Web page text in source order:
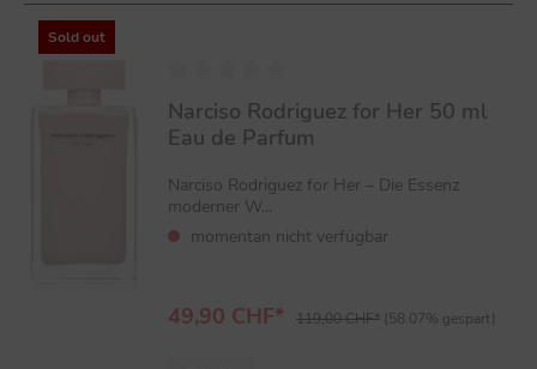
Sold out
Narciso Rodriguez for Her 50 ml
Eau de Parfum
Narciso Rodriguez for Her – Die Essenz
moderner W...
momentan nicht verfügbar
49,90 CHF* 119,00 CHF* (58.07% gespart)